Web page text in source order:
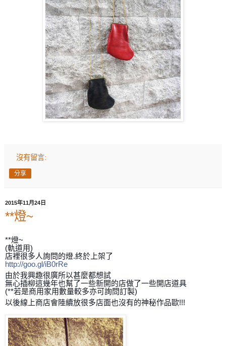
沒有留言:
分享
2015年11月24日
**燈~
**燈~
(軌道用)
店裡很多人詢問的燈.終於上架了
http://goo.gl/iB0rRe
由於我興趣很廣所以甚麼都想試
無心插柳這幾年也幫了一些新開的店做了一些開店道具
(**若是商用家用數量較多亦可詢問訂製)
以後線上商店會陸續放很多店面也沒有的神秘作品歐!!!